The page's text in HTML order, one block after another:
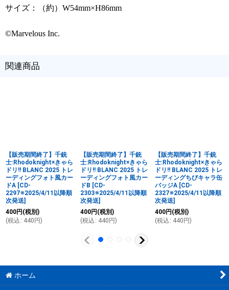
サイズ：（約）W54mm×H86mm
©Marvelous Inc.
関連商品
【販売期間終了】千銃
士:Rhodoknight×きゃら
ドリ!! BLANC 2025 トレ
ーディングフォト風カー
ドA [CD-
2297※2025/4/11以降順
次発送]
400円 (税別)
(税込 : 440 円)
【販売期間終了】千銃
士:Rhodoknight×きゃら
ドリ!! BLANC 2025 トレ
ーディングフォト風カー
ドB [CD-
2303※2025/4/11以降順
次発送]
400円 (税別)
(税込 : 440 円)
【販売期間終了】千銃
士:Rhodoknight×きゃら
ドリ!! BLANC 2025 トレ
ーディングちびキャラ缶
バッジA [CD-
2327※2025/4/11以降順
次発送]
400円 (税別)
(税込 : 440 円)
ホーム